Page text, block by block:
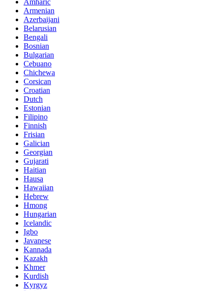
Amharic
Armenian
Azerbaijani
Belarusian
Bengali
Bosnian
Bulgarian
Cebuano
Chichewa
Corsican
Croatian
Dutch
Estonian
Filipino
Finnish
Frisian
Galician
Georgian
Gujarati
Haitian
Hausa
Hawaiian
Hebrew
Hmong
Hungarian
Icelandic
Igbo
Javanese
Kannada
Kazakh
Khmer
Kurdish
Kyrgyz